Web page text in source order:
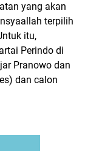
yang akan
terpilih
itu,
Perindo di
Pranowo dan
dan calon